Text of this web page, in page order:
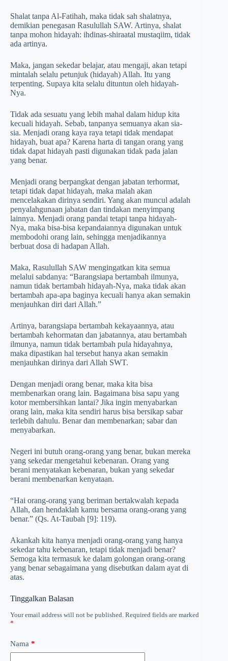
Shalat tanpa Al-Fatihah, maka tidak sah shalatnya,
demikian penegasan Rasulullah SAW. Artinya, shalat
tanpa mohon hidayah: ihdinas-shiraatal mustaqiim, tidak
ada artinya.
Maka, jangan sekedar belajar, atau mengaji, akan tetapi
mintalah selalu petunjuk (hidayah) Allah. Itu yang
terpenting. Supaya kita selalu dituntun oleh hidayah-
Nya.
Tidak ada sesuatu yang lebih mahal dalam hidup kita
kecuali hidayah. Sebab, tanpanya semuanya akan sia-
sia. Menjadi orang kaya raya tetapi tidak mendapat
hidayah, buat apa? Karena harta di tangan orang yang
tidak dapat hidayah pasti digunakan tidak pada jalan
yang benar.
Menjadi orang berpangkat dengan jabatan terhormat,
tetapi tidak dapat hidayah, maka malah akan
mencelakakan dirinya sendiri. Yang akan muncul adalah
penyalahgunaan jabatan dan tindakan menyimpang
lainnya. Menjadi orang pandai tetapi tanpa hidayah-
Nya, maka bisa-bisa kepandaiannya digunakan untuk
membodohi orang lain, sehingga menjadikannya
berbuat dosa di hadapan Allah.
Maka, Rasulullah SAW mengingatkan kita semua
melalui sabdanya: “Barangsiapa bertambah ilmunya,
namun tidak bertambah hidayah-Nya, maka tidak akan
bertambah apa-apa baginya kecuali hanya akan semakin
menjauhkan diri dari Allah.”
Artinya, barangsiapa bertambah kekayaannya, atau
bertambah kehormatan dan jabatannya, atau bertambah
ilmunya, namun tidak bertambah pula hidayahnya,
maka dipastikan hal tersebut hanya akan semakin
menjauhkan dirinya dari Allah SWT.
Dengan menjadi orang benar, maka kita bisa
membenarkan orang lain. Bagaimana bisa sapu yang
kotor membersihkan lantai? Jika ingin menyabarkan
orang lain, maka kita sendiri harus bisa bersikap sabar
terlebih dahulu. Benar dan membenarkan; sabar dan
menyabarkan.
Negeri ini butuh orang-orang yang benar, bukan mereka
yang sekedar mengetahui kebenaran. Orang yang
berani menyatakan kebenaran, bukan yang sekedar
berani membenarkan kenyataan.
“Hai orang-orang yang beriman bertakwalah kepada
Allah, dan hendaklah kamu bersama orang-orang yang
benar.” (Qs. At-Taubah [9]: 119).
Akankah kita hanya menjadi orang-orang yang hanya
sekedar tahu kebenaran, tetapi tidak menjadi benar?
Semoga kita termasuk ke dalam golongan orang-orang
yang benar sebagaimana yang disebutkan dalam ayat di
atas.
Tinggalkan Balasan
Your email address will not be published. Required fields are marked
*
Nama *